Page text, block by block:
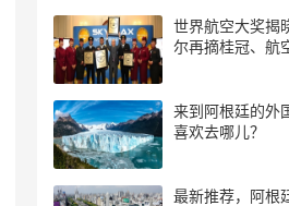
世界航空大奖揭
尔再摘桂冠、航
来到阿根廷的外
喜欢去哪儿？
最新推荐，阿根